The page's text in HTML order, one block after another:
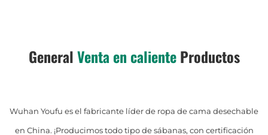
GeneralVenta en caliente Productos
Wuhan Youfu es el fabricante líder de ropa de cama desechable
en China. ¡Producimos todo tipo de sábanas, con certificación